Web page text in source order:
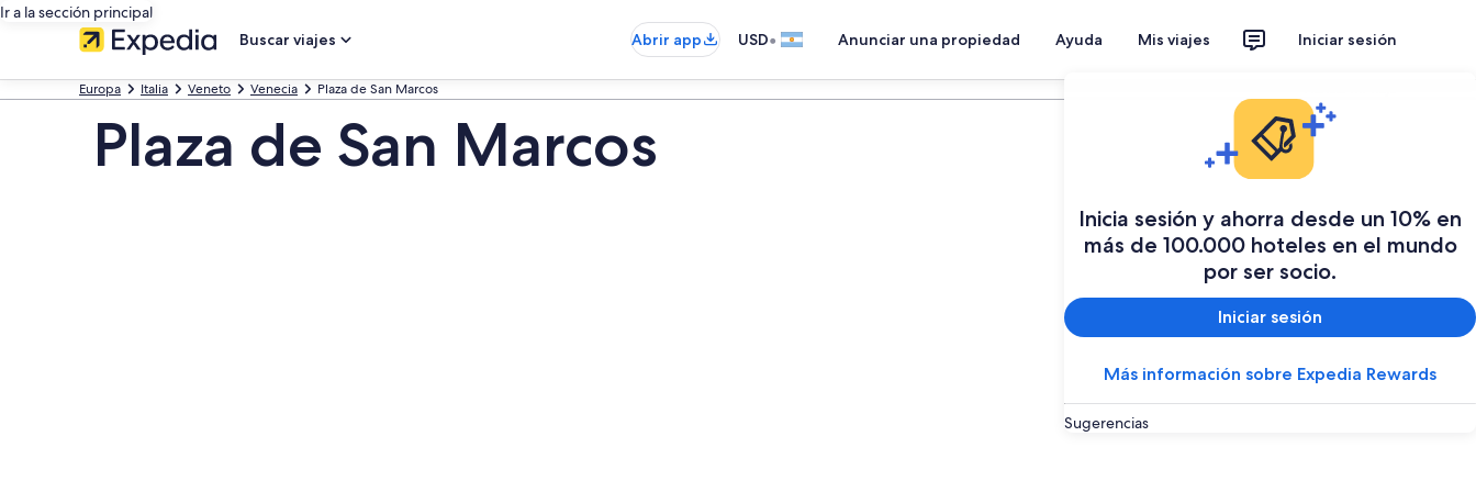
Ir a la sección principal
Buscar viajes
Abrir app USD• Anunciar una propiedad Ayuda Mis viajes Iniciar sesión
Inicia sesión y ahorra desde un 10% en
más de 100.000 hoteles en el mundo
por ser socio.
Iniciar sesión
Más información sobre Expedia Rewards
Sugerencias
Europa Italia Veneto Venecia Plaza de San Marcos
Plaza de San Marcos